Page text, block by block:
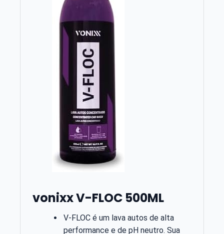
vonixx V-FLOC 500ML
V-FLOC é um lava autos de alta
performance e de pH neutro. Sua